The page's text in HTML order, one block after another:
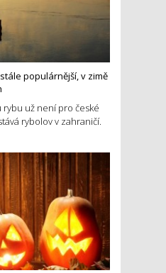
populárnější, v zimě
už není pro české
rybolov v zahraničí.